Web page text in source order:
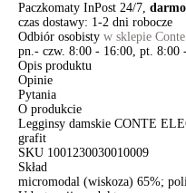
Paczkomaty InPost 24/7,
czas dostawy: 1-2 dni robocze
Odbiór osobisty w sklepie
pn.- czw. 8:00 - 16:00, pt. 8:00
Opis produktu
Opinie
Pytania
O produkcie
Legginsy damskie CONTE
grafit
SKU 1001230030010009
Skład
micromodal (wiskoza) 65%;